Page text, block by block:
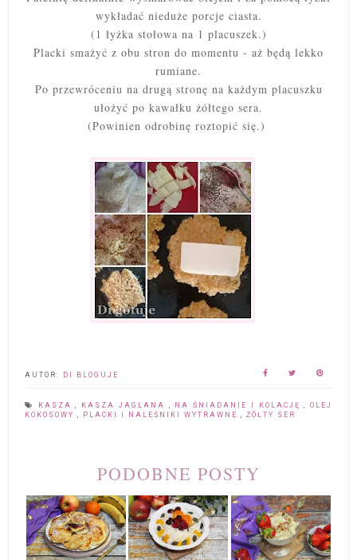
wykładać nieduże porcje ciasta.
(1 łyżka stołowa na 1 placuszek.)
Placki smażyć z obu stron do momentu - aż będą lekko
rumiane.
Po przewróceniu na drugą stronę na każdym placuszku
ułożyć po kawałku żółtego sera.
(Powinien odrobinę roztopić się.)
AUTOR: DI BLOGUJE
KASZA, KASZA JAGLANA , NA ŚNIADANIE I KOLACJĘ,OLEJ
KOKOSOWY , PLACKI I NALEŚNIKI WYTRAWNE , ŻÓŁTY SER
PODOBNE POSTY